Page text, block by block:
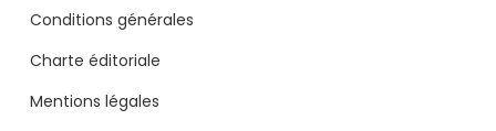
Conditions générales
Charte éditoriale
Mentions légales